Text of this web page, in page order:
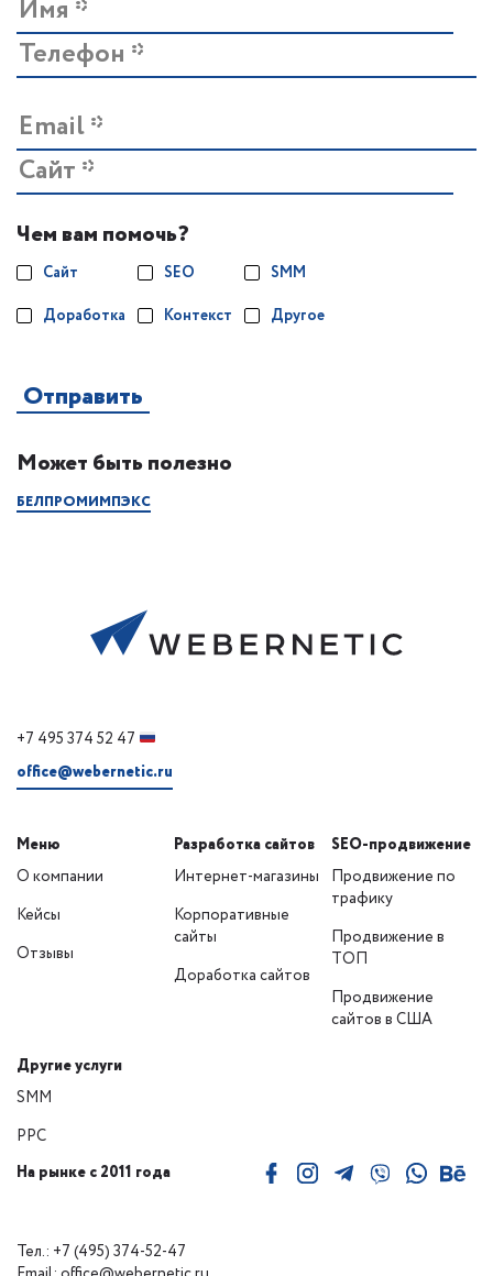
Чем вам помочь?
Сайт
Доработка
SEO
Контекст
SMM
Другое
Может быть полезно
БЕЛПРОМИМПЭКС
+7 495 374 52 47
office@webernetic.ru
Меню
О компании
Кейсы
Отзывы
Разработка сайтов
Интернет-магазины
Корпоративные
сайты
Доработка сайтов
SEO-продвижение
Продвижение по
трафику
Продвижение в
ТОП
Продвижение
сайтов в США
Другие услуги
SMM
PPC
На рынке с 2011 года
Тел.: +7 (495) 374-52-47